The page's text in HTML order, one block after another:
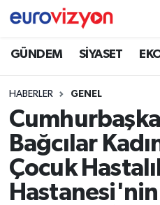
GÜNDEM SİYASET
HABERLER GENEL
Bağcılar
Çocuk
Hastanesi'nin